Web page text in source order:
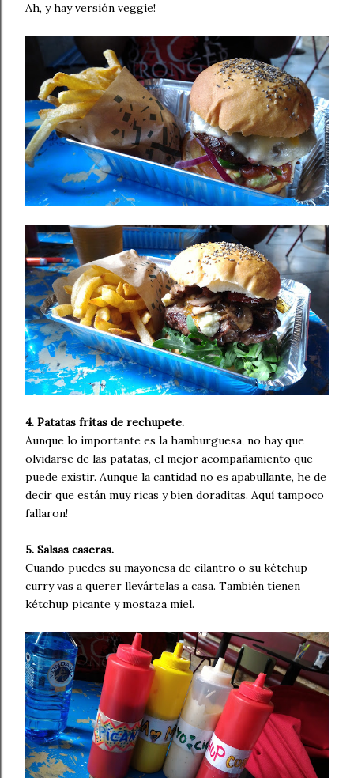
Ah, y hay versión veggie!
4. Patatas fritas de rechupete.
Aunque lo importante es la hamburguesa, no hay que
olvidarse de las patatas, el mejor acompañamiento que
puede existir. Aunque la cantidad no es apabullante, he de
decir que están muy ricas y bien doraditas. Aquí tampoco
fallaron!
5. Salsas caseras.
Cuando puedes su mayonesa de cilantro o su kétchup
curry vas a querer llevártelas a casa. También tienen
kétchup picante y mostaza miel.